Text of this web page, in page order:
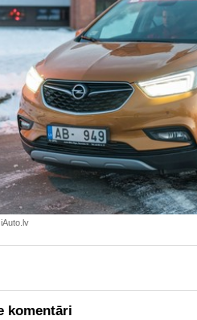
komentāri